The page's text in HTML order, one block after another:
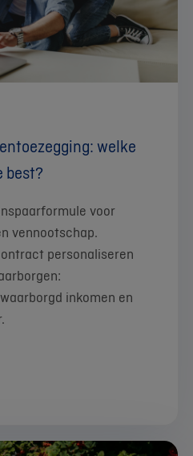
welke
best?
voor
vennootschap.
personaliseren
inkomen en